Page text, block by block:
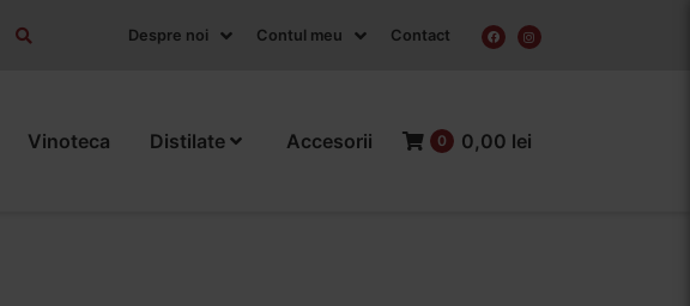
Despre noi Contul meu Contact
Vinoteca Distilate Accesorii 0 0,00 lei